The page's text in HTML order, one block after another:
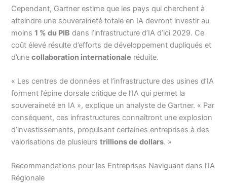
Cependant, Gartner estime que les pays qui cherchent à
atteindre une souveraineté totale en IA devront investir au
moins1 % du PIB dans l’infrastructure d’IA d’ici 2029. Ce
coût élevé résulte d’efforts de développement dupliqués et
d’unecollaboration internationale réduite.
« Les centres de données et l’infrastructure des usines d’IA
forment l’épine dorsale critique de l’IA qui permet la
souveraineté en IA », explique un analyste de Gartner. « Par
conséquent, ces infrastructures connaîtront une explosion
d’investissements, propulsant certaines entreprises à des
valorisations de plusieurstrillions de dollars. »
Recommandations pour les Entreprises Naviguant dans l’IA
Régionale